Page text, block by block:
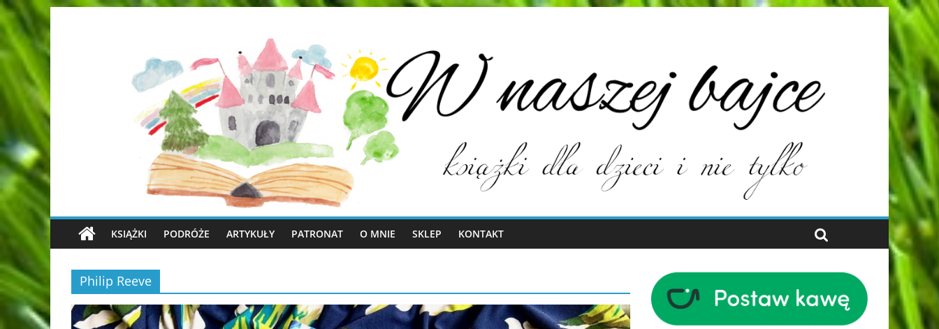
KSIĄŻKI PODRÓŻE ARTYKUŁY PATRONAT O MNIE SKLEP KONTAKT
Philip Reeve